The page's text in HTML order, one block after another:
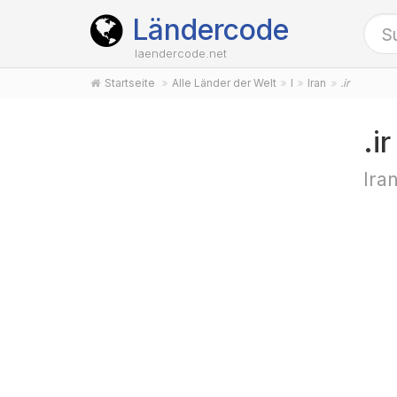
Ländercode
laendercode.net
Startseite Alle Länder der Welt I Iran .ir